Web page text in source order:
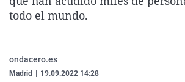
todo el mundo.
ondacero.es
Madrid 19.09.2022 14:28